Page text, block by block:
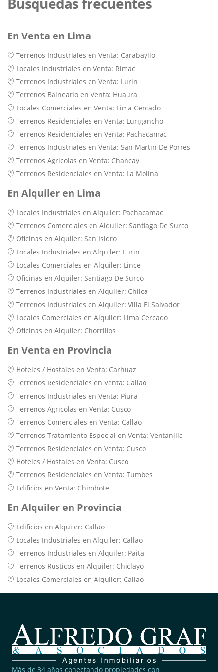
En Venta en Lima
Terrenos Industriales en Venta: Carabayllo
Locales Industriales en Venta: Rimac
Terrenos Industriales en Venta: Lurin
Terrenos Balneario en Venta: Huaura
Locales Comerciales en Venta: Lima Cercado
Terrenos Residenciales en Venta: Lurigancho
Terrenos Residenciales en Venta: Pachacamac
Terrenos Industriales en Venta: San Martin De Porres
Terrenos Agricolas en Venta: Chancay
Terrenos Residenciales en Venta: La Molina
En Alquiler en Lima
Locales Industriales en Alquiler: Pachacamac
Terrenos Comerciales en Alquiler: Santiago De Surco
Oficinas en Alquiler: San Isidro
Locales Industriales en Alquiler: Lurin
Locales Comerciales en Alquiler: Lince
Oficinas en Alquiler: Santiago De Surco
Terrenos Industriales en Alquiler: Chilca
Terrenos Industriales en Alquiler: Villa El Salvador
Locales Comerciales en Alquiler: Lima Cercado
Oficinas en Alquiler: Chorrillos
En Venta en Provincia
Hoteles / Hostales en Venta: Carhuaz
Terrenos Residenciales en Venta: Callao
Terrenos Industriales en Venta: Piura
Terrenos Agricolas en Venta: Cusco
Terrenos Comerciales en Venta: Callao
Terrenos Tratamiento Especial en Venta: Ventanilla
Terrenos Residenciales en Venta: Cusco
Hoteles / Hostales en Venta: Cusco
Terrenos Residenciales en Venta: Tumbes
Edificios en Venta: Chimbote
En Alquiler en Provincia
Edificios en Alquiler: Callao
Locales Industriales en Alquiler: Callao
Terrenos Industriales en Alquiler: Paita
Terrenos Rusticos en Alquiler: Chiclayo
Locales Comerciales en Alquiler: Callao
Más de 34 años conectando propiedades con